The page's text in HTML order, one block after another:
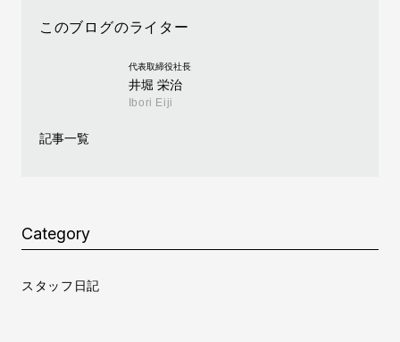
このブログのライター
代表取締役社長
井堀 栄治
Ibori Eiji
記事一覧
Category
スタッフ日記